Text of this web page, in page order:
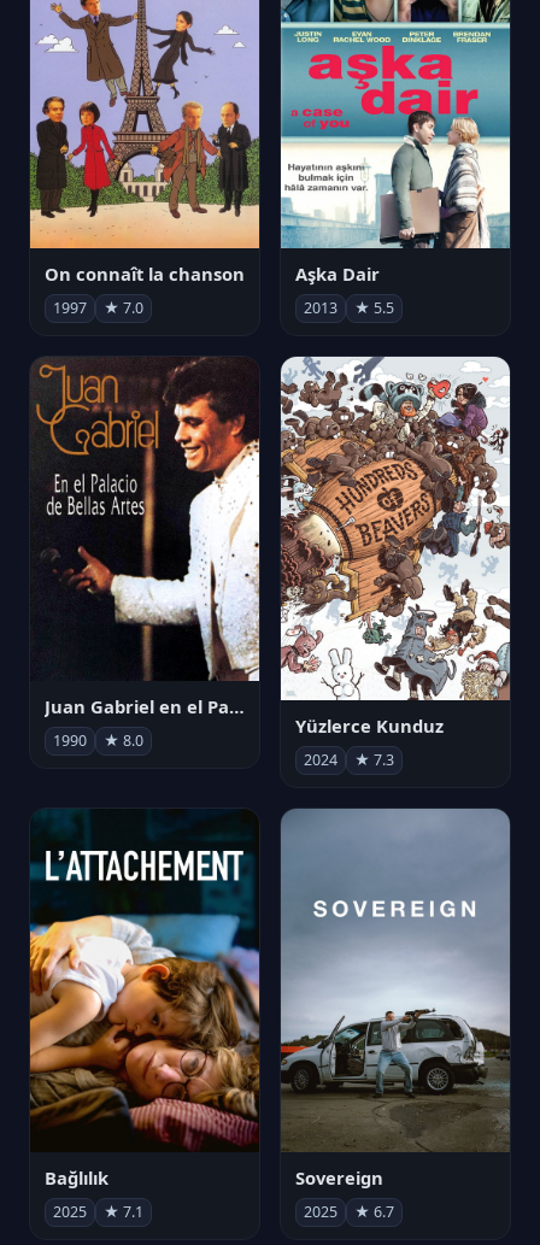
On connaît la chanson
1997 ★ 7.0
Aşka Dair
2013 ★ 5.5
Juan Gabriel en el Palacio de Bellas Artes
1990 ★ 8.0
Yüzlerce Kunduz
2024 ★ 7.3
Bağlılık
2025 ★ 7.1
Sovereign
2025 ★ 6.7